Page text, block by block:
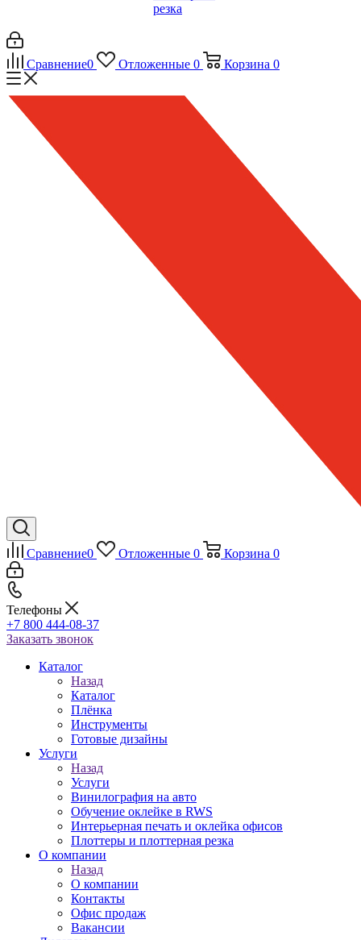
резка
Сравнение0 Отложенные 0 Корзина 0
Сравнение0 Отложенные 0 Корзина 0
Телефоны
+7 800 444-08-37
Заказать звонок
Каталог
Назад
Каталог
Плёнка
Инструменты
Готовые дизайны
Услуги
Назад
Услуги
Винилография на авто
Обучение оклейке в RWS
Интерьерная печать и оклейка офисов
Плоттеры и плоттерная резка
О компании
Назад
О компании
Контакты
Офис продаж
Вакансии